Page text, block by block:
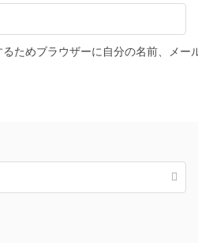
ためブラウザーに自分の名前、メー